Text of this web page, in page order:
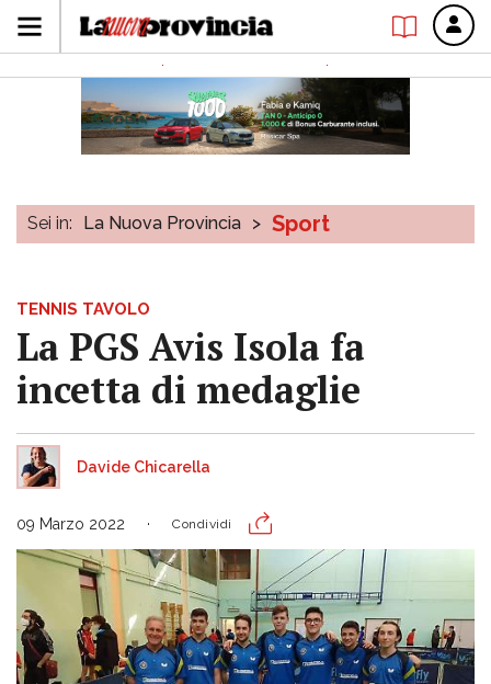
Sei in: La Nuova Provincia > Sport
TENNIS TAVOLO
La PGS Avis Isola fa
incetta di medaglie
Davide Chicarella
09 Marzo 2022 Condividi